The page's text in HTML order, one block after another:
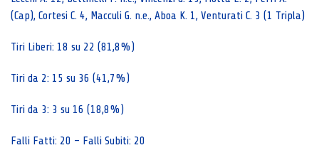
(Cap), Cortesi C. 4, Macculi G. n.e., Aboa K. 1, Venturati C. 3 (1 Tripla)
Tiri Liberi: 18 su 22 (81,8%)
Tiri da 2: 15 su 36 (41,7%)
Tiri da 3: 3 su 16 (18,8%)
Falli Fatti: 20 – Falli Subiti: 20